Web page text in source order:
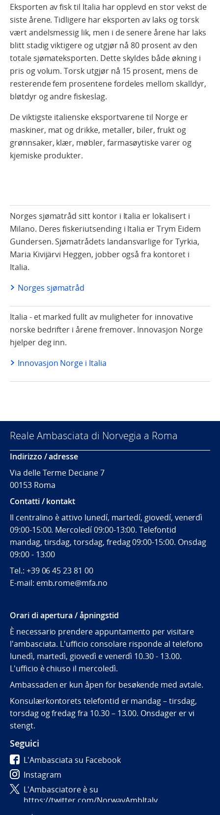
Eksporten av fisk til Italia har opplevd en stor vekst de
siste årene. Tidligere har eksporten av laks og torsk
vært andelsmessig lik, men i de senere årene har laks
blitt stadig viktigere og utgjør nå 80 prosent av den
totale sjømateksporten. Dette skyldes både økning i
pris og volum. Torsk utgjør nå 15 prosent, mens de
resterende fem prosentene fordeles mellom skalldyr,
bløtdyr og andre fiskeslag.
De viktigste italienske eksportvarene til Norge er
maskiner, mat og drikke, metaller, biler, frukt og
grønnsaker, klær, møbler, farmasøytiske varer og
kjemiske produkter.
Norges sjømatråd sitt kontor i Italia er lokalisert i
Milano. Deres fiskeriutsending i Italia er Trym Eidem
Gundersen. Sjømatrådets landansvarlige for Tyrkia,
Maria Kivijärvi Heggen, jobber også fra kontoret i
Italia.
Norges sjømatråd
Italia - et marked fullt av muligheter for innovative
norske bedrifter i årene fremover. Innovasjon Norge
hjelper deg inn.
Innovasjon Norge i Italia
Reale Ambasciata di Norvegia a Roma
Indirizzo / adresse
Via delle Terme Deciane 7
00153 Roma
Contatti / kontakt
Il centralino è attivo lunedí, martedí, giovedí, venerdì
09:00-15:00. Mercoledí 09:00-13:00. Telefontid
mandag, tirsdag, torsdag, fredag 09:00-15:00. Onsdag
09:00 - 13:00
Tel.: +39 06 45 23 81 00
E-mail: emb.rome@mfa.no
Orari di apertura / åpningstid
È necessario prendere appuntamento per visitare
l'ambasciata. L'ufficio consolare risponde al telefono
lunedì, martedì, giovedì e venerdì 10.30 - 13.00.
L'ufficio è chiuso il mercoledì.
Ambassaden er kun åpen for besøkende med avtale.
Konsulærkontorets telefontid er mandag – tirsdag,
torsdag og fredag fra 10.30 – 13.00. Onsdager er vi
stengt.
Seguici
L'Ambasciata su Facebook
Instagram
L'Ambasciatore è su
https://twitter.com/NorwayAmbItaly